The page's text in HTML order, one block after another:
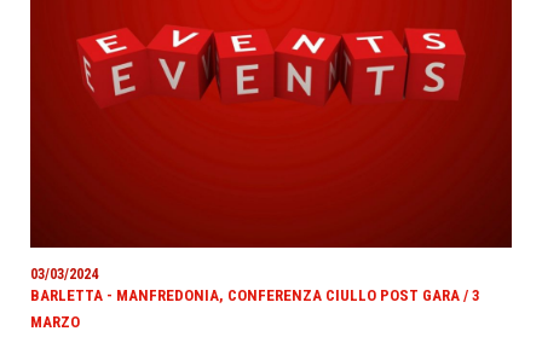
03/03/2024
BARLETTA - MANFREDONIA, CONFERENZA CIULLO POST GARA / 3
MARZO